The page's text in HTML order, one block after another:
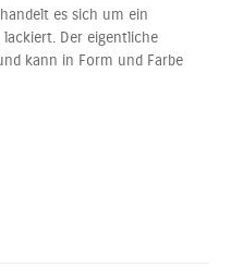
es sich um ein
lackiert. Der eigentliche
kann in Form und Farbe